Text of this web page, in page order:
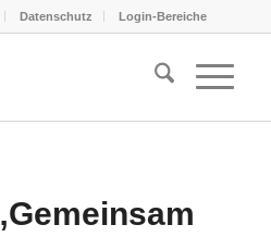
Datenschutz Login-Bereiche